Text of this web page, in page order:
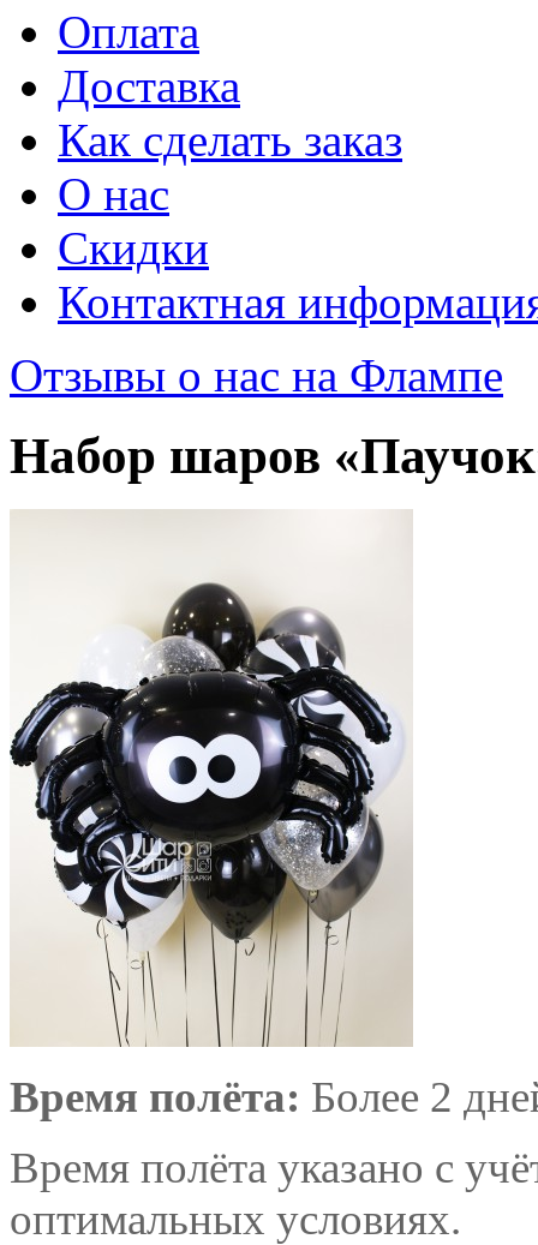
Оплата
Доставка
Как сделать заказ
О нас
Скидки
Контактная
Отзывы о нас на Флампе
Набор шаров
Время полёта: Более 2
Время полёта указано с
оптимальных условиях.